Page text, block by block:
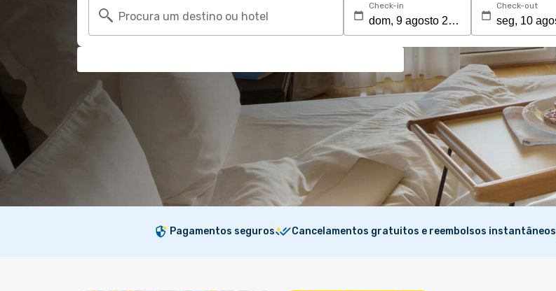
Procura um destino ou hotel
Check-in Check-out
Pagamentos seguros Cancelamentos gratuitos e reembolsos instantâneos